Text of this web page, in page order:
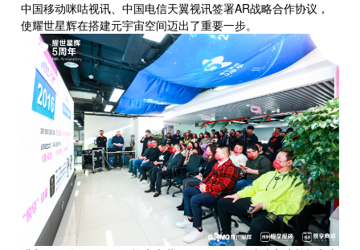
中国移动咪咕视讯、中国电信天翼视讯签署AR战略合作协议，
使耀世星辉在搭建元宇宙空间迈出了重要一步。